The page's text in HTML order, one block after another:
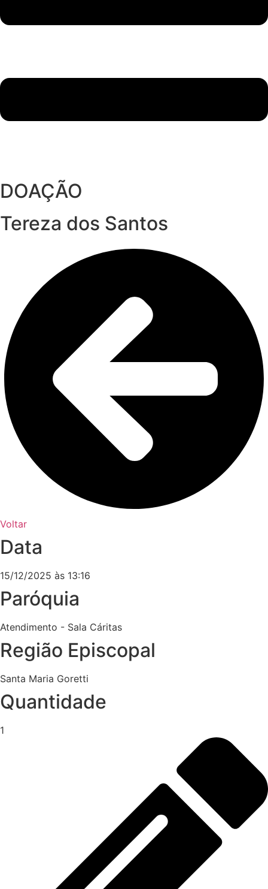
DOAÇÃO
Tereza dos Santos
Voltar
Data
15/12/2025 às 13:16
Paróquia
Atendimento - Sala Cáritas
Região Episcopal
Santa Maria Goretti
Quantidade
1